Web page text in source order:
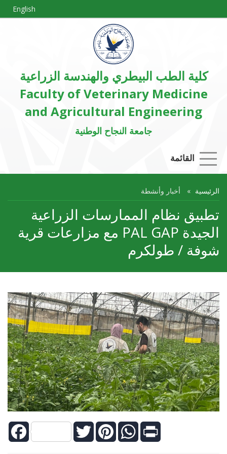
English
كلية الطب البيطري والهندسة الزراعية
Faculty of Veterinary Medicine
and Agricultural Engineering
جامعة النجاح الوطنية
القائمة
الرئيسية أخبار وأنشطة
تطبيق نظام الممارسات الزراعية
الجيدة PAL GAP مع مزارعات قرية
شوفة / طولكرم
Facebook TwitterPinterestWhatsApp Print